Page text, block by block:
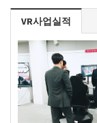
VR사업실적